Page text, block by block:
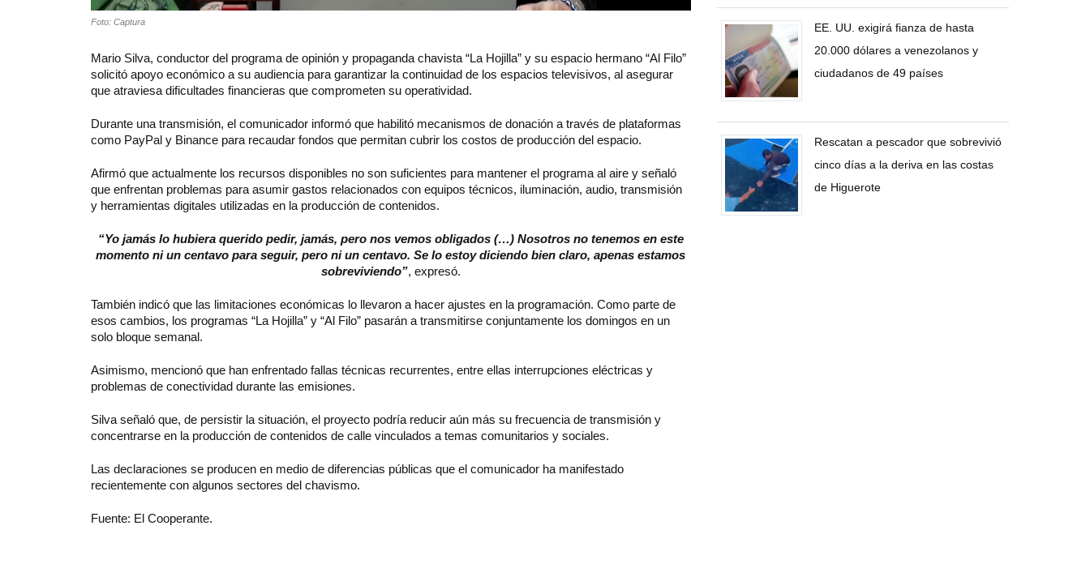
Foto: Captura
Mario Silva, conductor del programa de opinión y propaganda chavista “La Hojilla” y su espacio hermano “Al Filo”
solicitó apoyo económico a su audiencia para garantizar la continuidad de los espacios televisivos, al asegurar
que atraviesa dificultades financieras que comprometen su operatividad.
Durante una transmisión, el comunicador informó que habilitó mecanismos de donación a través de plataformas
como PayPal y Binance para recaudar fondos que permitan cubrir los costos de producción del espacio.
Afirmó que actualmente los recursos disponibles no son suficientes para mantener el programa al aire y señaló
que enfrentan problemas para asumir gastos relacionados con equipos técnicos, iluminación, audio, transmisión
y herramientas digitales utilizadas en la producción de contenidos.
“Yo jamás lo hubiera querido pedir, jamás, pero nos vemos obligados (…) Nosotros no tenemos en este
momento ni un centavo para seguir, pero ni un centavo. Se lo estoy diciendo bien claro, apenas estamos
sobreviviendo”, expresó.
También indicó que las limitaciones económicas lo llevaron a hacer ajustes en la programación. Como parte de
esos cambios, los programas “La Hojilla” y “Al Filo” pasarán a transmitirse conjuntamente los domingos en un
solo bloque semanal.
Asimismo, mencionó que han enfrentado fallas técnicas recurrentes, entre ellas interrupciones eléctricas y
problemas de conectividad durante las emisiones.
Silva señaló que, de persistir la situación, el proyecto podría reducir aún más su frecuencia de transmisión y
concentrarse en la producción de contenidos de calle vinculados a temas comunitarios y sociales.
Las declaraciones se producen en medio de diferencias públicas que el comunicador ha manifestado
recientemente con algunos sectores del chavismo.
Fuente: El Cooperante.
EE. UU. exigirá fianza de hasta
20.000 dólares a venezolanos y
ciudadanos de 49 países
Rescatan a pescador que sobrevivió
cinco días a la deriva en las costas
de Higuerote